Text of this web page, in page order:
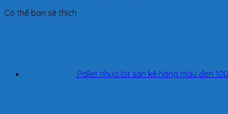
Có thể bạn sẽ thích
Pallet nhựa lót sàn kê hàng màu đen